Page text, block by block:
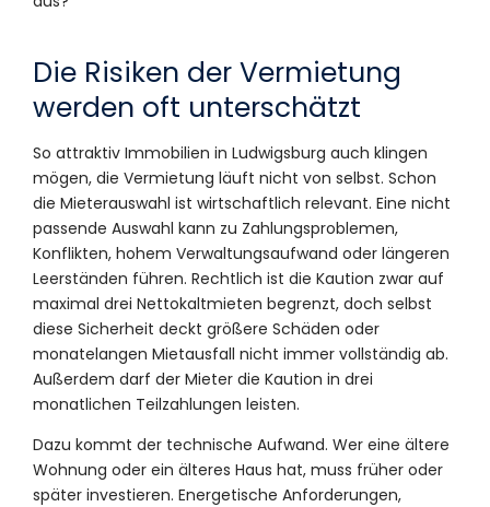
Die Risiken der Vermietung
werden oft unterschätzt
So attraktiv Immobilien in Ludwigsburg auch klingen
mögen, die Vermietung läuft nicht von selbst. Schon
die Mieterauswahl ist wirtschaftlich relevant. Eine nicht
passende Auswahl kann zu Zahlungsproblemen,
Konflikten, hohem Verwaltungsaufwand oder längeren
Leerständen führen. Rechtlich ist die Kaution zwar auf
maximal drei Nettokaltmieten begrenzt, doch selbst
diese Sicherheit deckt größere Schäden oder
monatelangen Mietausfall nicht immer vollständig ab.
Außerdem darf der Mieter die Kaution in drei
monatlichen Teilzahlungen leisten.
Dazu kommt der technische Aufwand. Wer eine ältere
Wohnung oder ein älteres Haus hat, muss früher oder
später investieren. Energetische Anforderungen,